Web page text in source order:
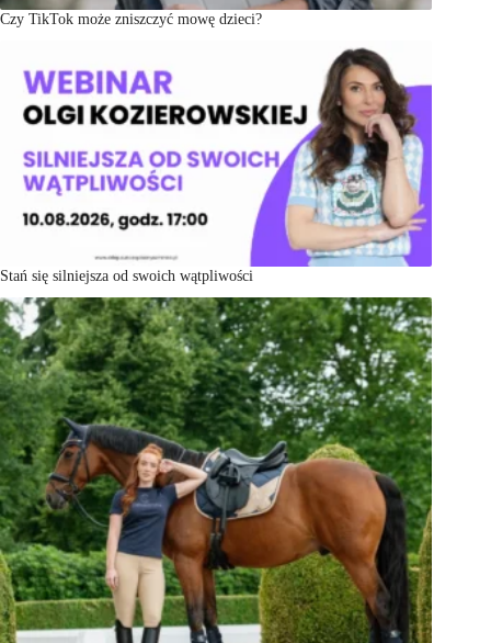
Czy TikTok może zniszczyć mowę dzieci?
Stań się silniejsza od swoich wątpliwości